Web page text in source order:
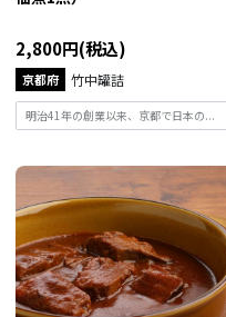
2,800円(税込)
京都府 竹中罐詰
明治41年の創業以来、京都で日本の...